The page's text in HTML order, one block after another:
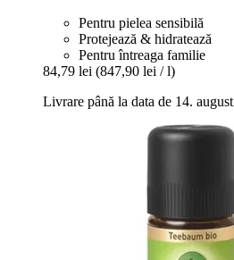
Pentru pielea sensibilă
Protejează & hidratează
Pentru întreaga familie
84,79 lei (847,90 lei / l)
Livrare până la data de 14. august